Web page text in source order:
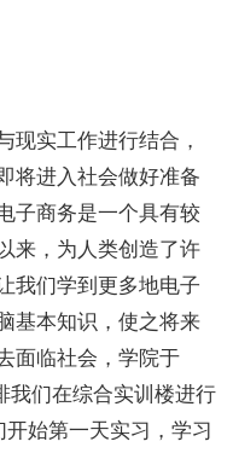
实工作进行结合，
将进入社会做好准备
子商务是一个具有较
来，为人类创造了许
我们学到更多地电子
基本知识，使之将来
面临社会，学院于
我们在综合实训楼进行
始第一天实习，学习